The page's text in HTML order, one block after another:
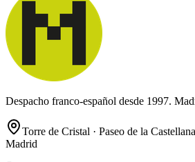
Despacho franco-español desde 1997.
Torre de Cristal · Paseo de la
Madrid